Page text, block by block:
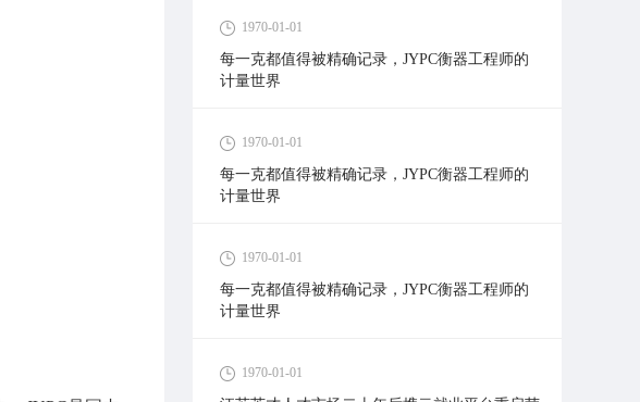
1970-01-01
每一克都值得被精确记录，JYPC衡器工程师的
计量世界
1970-01-01
每一克都值得被精确记录，JYPC衡器工程师的
计量世界
1970-01-01
每一克都值得被精确记录，JYPC衡器工程师的
计量世界
1970-01-01